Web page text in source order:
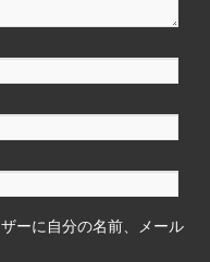
ーに自分の名前、メール